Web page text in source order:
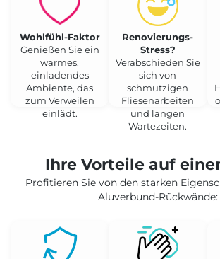
Wohlfühl-Faktor
Genießen Sie ein
warmes,
einladendes
Ambiente, das
zum Verweilen
einlädt.
Renovierungs-
Stress?
Verabschieden Sie
sich von
schmutzigen
Fliesenarbeiten
und langen
Wartezeiten.
Ihre Vorteile auf
Profitieren Sie von den starken
Aluverbund-Rückwände: